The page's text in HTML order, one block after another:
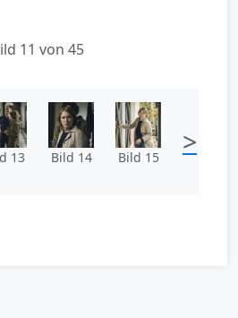
11 von 45
13 Bild 14 Bild 15 >